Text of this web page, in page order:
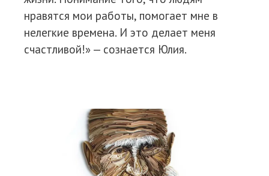
нравятся мои работы, помогает мне в
нелегкие времена. И это делает меня
счастливой!» — сознается Юлия.